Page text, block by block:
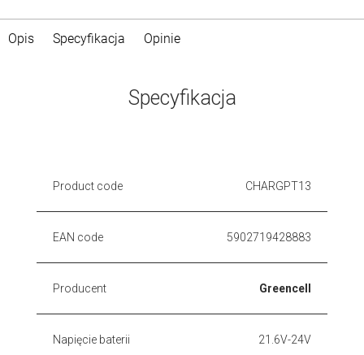
Opis Specyfikacja Opinie
Specyfikacja
Product code CHARGPT13
EAN code 5902719428883
Producent Greencell
Napięcie baterii 21.6V-24V